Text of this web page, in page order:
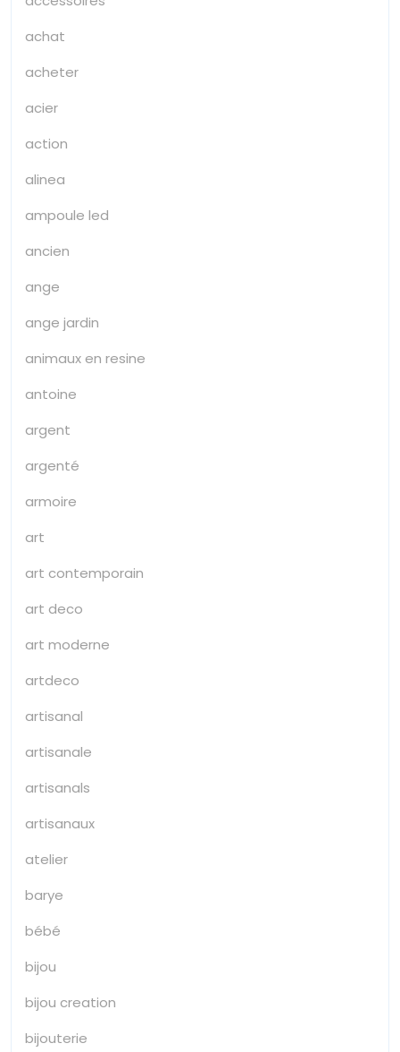
achat
acheter
acier
action
alinea
ampoule led
ancien
ange
ange jardin
animaux en resine
antoine
argent
argenté
armoire
art
art contemporain
art deco
art moderne
artdeco
artisanal
artisanale
artisanals
artisanaux
atelier
barye
bébé
bijou
bijou creation
bijouterie